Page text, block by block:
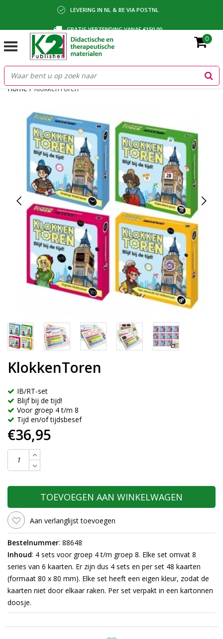
LEVERING IN NL & BE VIA POSTNL
GRATIS VERZENDING VANAF €150,00
BETALING VIA IDEAL, BANCONTACT OF FACTUUR
0
Home/KlokkenToren
KlokkenToren
IB/RT-set
Blijf bij de tijd!
Voor groep 4 t/m 8
Tijd en/of tijdsbesef
€36,95
TOEVOEGEN AAN WINKELWAGEN
Aan verlanglijst toevoegen
Bestelnummer: 88648
Inhoud: 4 sets voor groep 4 t/m groep 8. Elke set omvat 8
series van 6 kaarten. Er zijn dus 4 sets en per set 48 kaarten
(formaat 80 x 80 mm). Elke set heeft een eigen kleur, zodat de
kaarten niet door elkaar raken. Per set verpakt in een kartonnen
doosje.